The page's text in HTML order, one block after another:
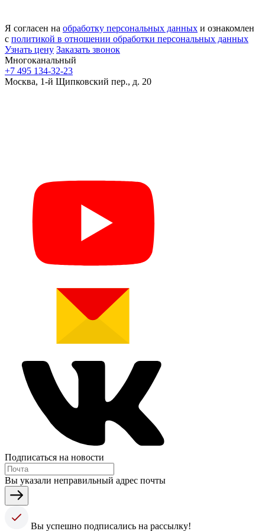
Я согласен на обработку персональных данных и ознакомлен
с политикой в отношении обработки персональных данных
Узнать цену Заказать звонок
Многоканальный
+7 495 134-32-23
Москва, 1-й Щипковский пер., д. 20
Подписаться на новости
Вы указали неправильный адрес почты
Вы успешно подписались на рассылку!